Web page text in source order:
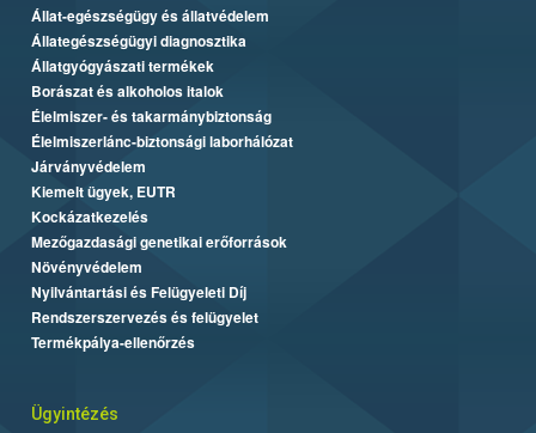
Állat-egészségügy és állatvédelem
Állategészségügyi diagnosztika
Állatgyógyászati termékek
Borászat és alkoholos italok
Élelmiszer- és takarmánybiztonság
Élelmiszerlánc-biztonsági laborhálózat
Járványvédelem
Kiemelt ügyek, EUTR
Kockázatkezelés
Mezőgazdasági genetikai erőforrások
Növényvédelem
Nyilvántartási és Felügyeleti Díj
Rendszerszervezés és felügyelet
Termékpálya-ellenőrzés
Ügyintézés